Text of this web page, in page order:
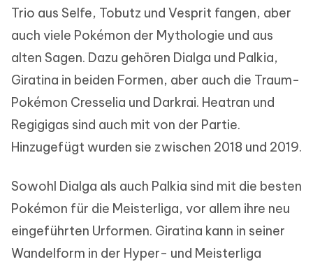
Trio aus Selfe, Tobutz und Vesprit fangen, aber
auch viele Pokémon der Mythologie und aus
alten Sagen. Dazu gehören Dialga und Palkia,
Giratina in beiden Formen, aber auch die Traum-
Pokémon Cresselia und Darkrai. Heatran und
Regigigas sind auch mit von der Partie.
Hinzugefügt wurden sie zwischen 2018 und 2019.
Sowohl Dialga als auch Palkia sind mit die besten
Pokémon für die Meisterliga, vor allem ihre neu
eingeführten Urformen. Giratina kann in seiner
Wandelform in der Hyper- und Meisterliga